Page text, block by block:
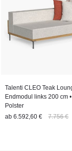
Talenti CLEO Teak
Endmodul links 200 cm
Polster
ab 6.592,60 € 7.756 €